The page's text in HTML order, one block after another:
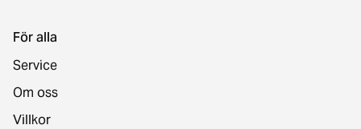
För alla
Service
Om oss
Villkor